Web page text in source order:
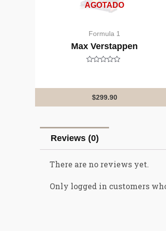
AGOTADO
Formula 1
Max Verstappen
of
$299.90
Reviews (0)
There are no reviews yet.
Only logged in customers